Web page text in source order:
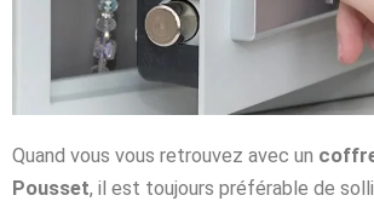
Quand vous vous retrouvez avec un
Pousset, il est toujours préférable de